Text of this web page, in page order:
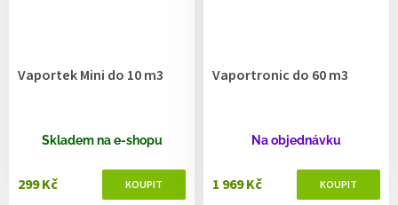
Vaportek Mini do 10 m3
Skladem na e-shopu
299 Kč
Vaportronic do 60 m3
Na objednávku
1 969 Kč